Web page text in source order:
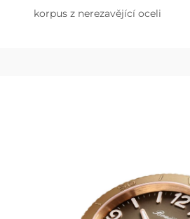
korpus z nerezavějící oceli